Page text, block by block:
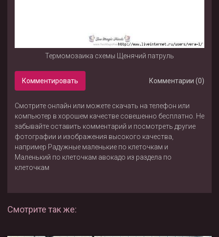
Термомозаика схемы Щенячий патруль
Комментировать Комментарии (0)
Смотрите онлайн или можете скачать на телефон или
компьютер в хорошем качестве совешенно бесплатно. Не
забывайте оставить комментарий и посмотреть другие
фотографии и изображения высокого качества,
например Радужные маленькие по клеточкам и
Маленький по клеточкам авокадо из раздела по
клеточкам
Смотрите так же: